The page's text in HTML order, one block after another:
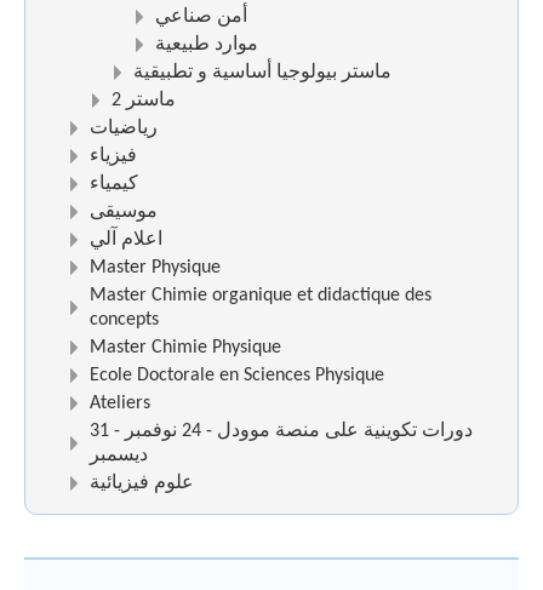
أمن صناعي
موارد طبيعية
ماستر بيولوجيا أساسية و تطبيقية
ماستر 2
رياضيات
فيزياء
كيمياء
موسيقى
اعلام آلي
Master Physique
Master Chimie organique et didactique des
concepts
Master Chimie Physique
Ecole Doctorale en Sciences Physique
Ateliers
دورات تكوينية على منصة موودل - 24 نوفمبر - 31
ديسمبر
علوم فيزيائية